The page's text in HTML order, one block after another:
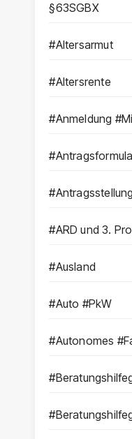
§63SGBX
#Altersarmut
#Altersrente
#Anmeldung
#Antragsstellung
#ARD und 3.
#Ausland
#Auto #PkW
#Autonomes